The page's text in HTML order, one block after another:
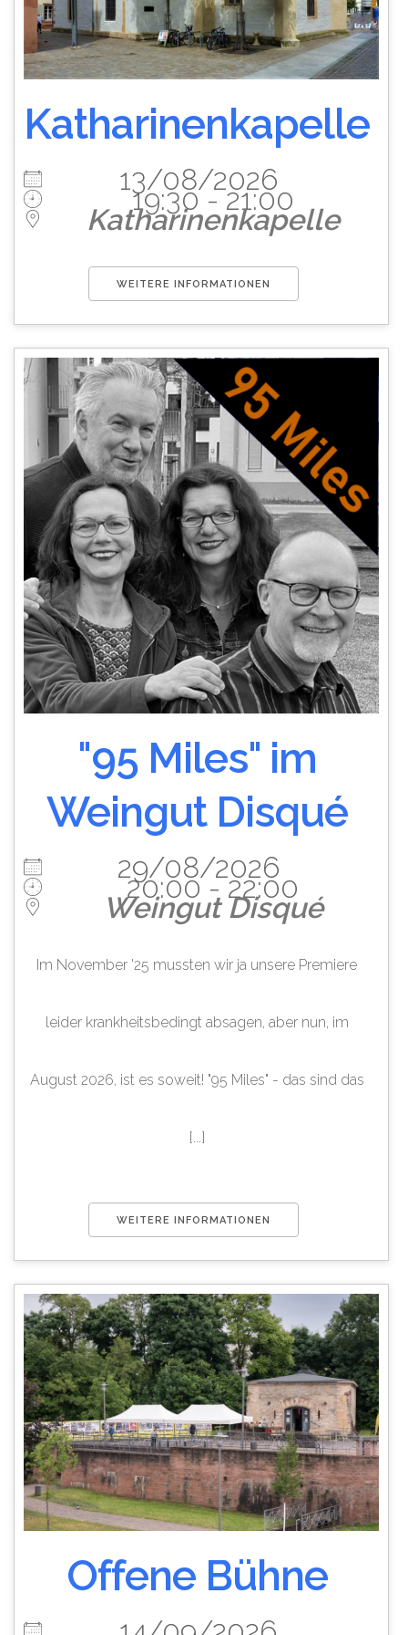
Katharinenkapelle
13/08/2026
19:30 - 21:00
Katharinenkapelle
WEITERE INFORMATIONEN
"95 Miles" im
Weingut Disqué
29/08/2026
20:00 - 22:00
Weingut Disqué
Im November '25 mussten wir ja unsere Premiere
leider krankheitsbedingt absagen, aber nun, im
August 2026, ist es soweit! "95 Miles" - das sind das
[...]
WEITERE INFORMATIONEN
Offene Bühne